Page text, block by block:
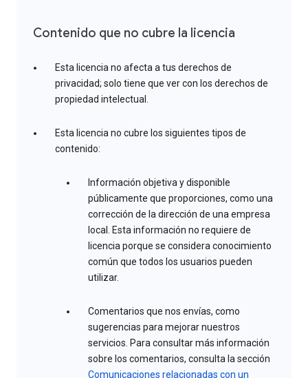
Contenido que no cubre la licencia
Esta licencia no afecta a tus derechos de
privacidad; solo tiene que ver con los derechos de
propiedad intelectual.
Esta licencia no cubre los siguientes tipos de
contenido:
Información objetiva y disponible
públicamente que proporciones, como una
corrección de la dirección de una empresa
local. Esta información no requiere de
licencia porque se considera conocimiento
común que todos los usuarios pueden
utilizar.
Comentarios que nos envías, como
sugerencias para mejorar nuestros
servicios. Para consultar más información
sobre los comentarios, consulta la sección
Comunicaciones relacionadas con un